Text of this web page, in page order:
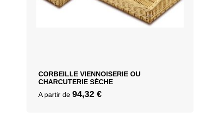
CORBEILLE VIENNOISERIE OU
CHARCUTERIE SÈCHE
A partir de 94,32 €